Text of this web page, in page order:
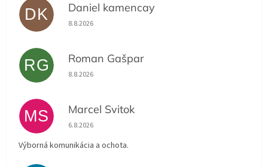
DK Daniel kamencay
Hodnotenie obchodu je 5 z 5 hviezdičiek.
8.8.2026
RG Roman Gašpar
Hodnotenie obchodu je 5 z 5 hviezdičiek.
8.8.2026
MS Marcel Svitok
Hodnotenie obchodu je 5 z 5 hviezdičiek.
6.8.2026
Výborná komunikácia a ochota.